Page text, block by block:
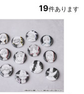
19件あります